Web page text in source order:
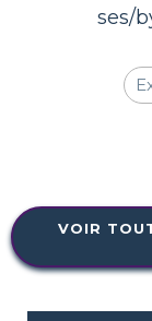
ses/
VOIR